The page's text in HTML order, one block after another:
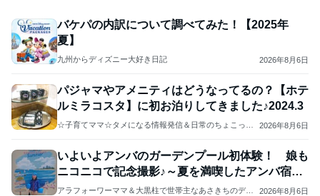
バケパの内訳について調べてみた！【2025年
夏】
九州からディズニー大好き日記 2026年8月6日
パジャマやアメニティはどうなってるの？【ホテ
ルミラコスタ】に初お泊りしてきました♪2024.3
☆子育てママ☆タメになる情報発信＆日常のちょこっと
2026年8月6日
いよいよアンバのガーデンプール初体験！ 娘も
ニコニコで記念撮影♪～夏を満喫したアンバ宿泊
レポ⑦～
アラフォーワーママ＆大黒柱で世帯主なあさきちのディ
2026年8月6日